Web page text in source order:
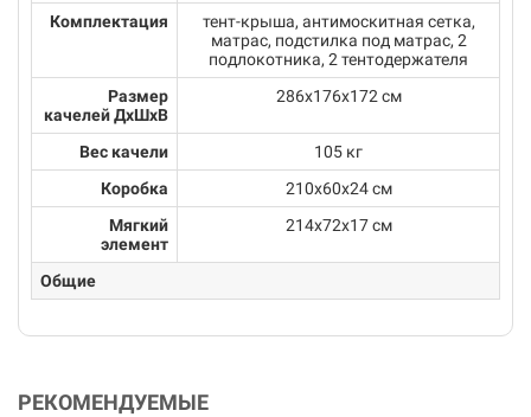
Комплектация
тент-крыша, антимоскитная сетка,
матрас, подстилка под матрас, 2
подлокотника, 2 тентодержателя
Размер
качелей ДхШхВ
286х176х172 см
Вес качели
105 кг
Коробка
210х60х24 см
Мягкий
элемент
214х72х17 см
Общие
РЕКОМЕНДУЕМЫЕ